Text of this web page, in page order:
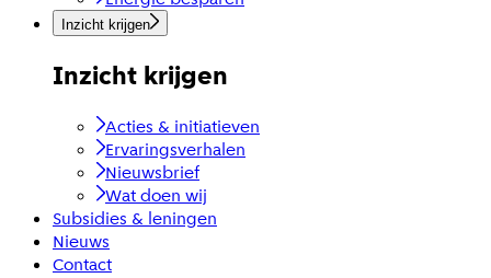
Inzicht krijgen
Inzicht krijgen
Acties & initiatieven
Ervaringsverhalen
Nieuwsbrief
Wat doen wij
Subsidies & leningen
Nieuws
Contact